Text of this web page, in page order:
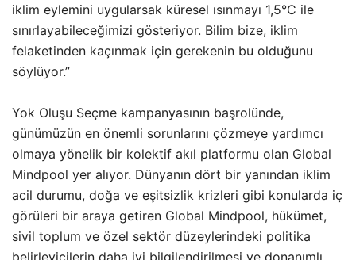
iklim eylemini uygularsak küresel ısınmayı 1,5°C ile
sınırlayabileceğimizi gösteriyor. Bilim bize, iklim
felaketinden kaçınmak için gerekenin bu olduğunu
söylüyor.”
Yok Oluşu Seçme kampanyasının başrolünde,
günümüzün en önemli sorunlarını çözmeye yardımcı
olmaya yönelik bir kolektif akıl platformu olan Global
Mindpool yer alıyor. Dünyanın dört bir yanından iklim
acil durumu, doğa ve eşitsizlik krizleri gibi konularda iç
görüleri bir araya getiren Global Mindpool, hükümet,
sivil toplum ve özel sektör düzeylerindeki politika
belirleyicilerin daha iyi bilgilendirilmesi ve donanımlı